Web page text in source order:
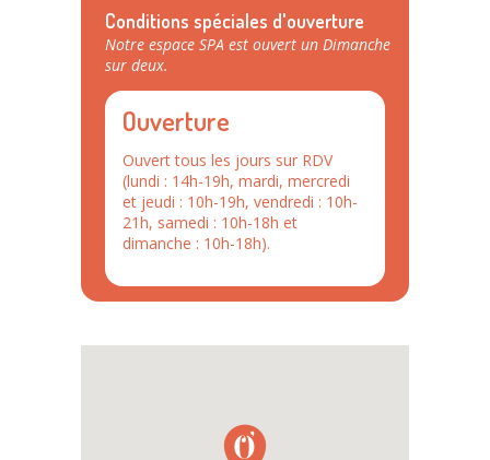
Conditions spéciales d'ouverture
Notre espace SPA est ouvert un Dimanche
sur deux.
Ouverture
Ouvert tous les jours sur RDV
(lundi : 14h-19h, mardi, mercredi
et jeudi : 10h-19h, vendredi : 10h-
21h, samedi : 10h-18h et
dimanche : 10h-18h).